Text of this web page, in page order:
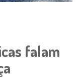
falam